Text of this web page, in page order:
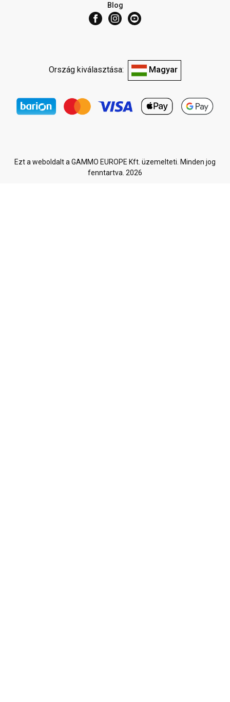
Blog
Ország kiválasztása: Magyar
Ezt a weboldalt a GAMMO EUROPE Kft. üzemelteti. Minden jog
fenntartva. 2026